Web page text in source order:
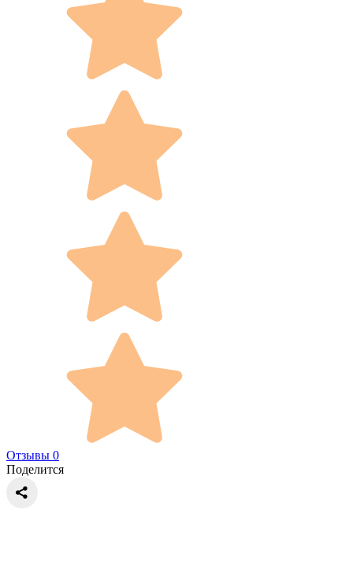
Отзывы 0
Поделится